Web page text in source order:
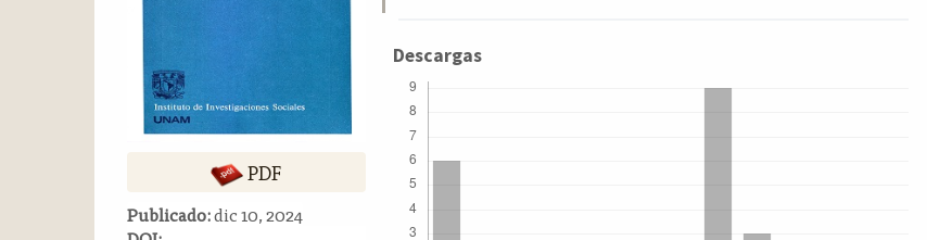
PDF
Publicado:dic 10, 2024
Descargas